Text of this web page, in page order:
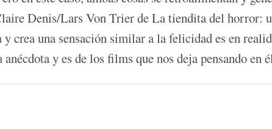
Denis/Lars Von Trier de La tiendita del horror:
crea una sensación similar a la felicidad es en
y es de los films que nos deja pensando en